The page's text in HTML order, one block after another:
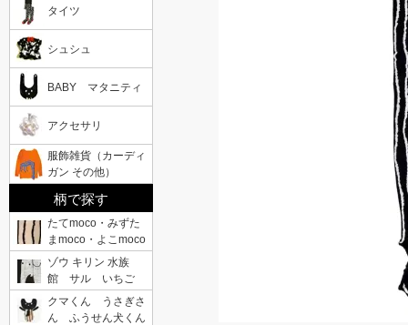
タイツ
シュシュ
BABY マタニティ
アクセサリ
服飾雑貨（カーディ
ガン その他）
柄で探す
たてmoco・みずた
まmoco・よこmoco
ゾウ キリン 水族
館 サル いちご
クマくん うさぎさ
ん ふうせん犬くん